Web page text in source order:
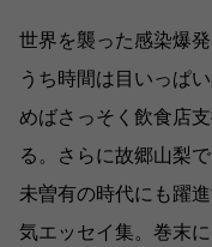
世界を襲った感染爆
うち時間は目いっぱ
めばさっそく飲食店
る。さらに故郷山梨
未曽有の時代にも躍
気エッセイ集。巻末